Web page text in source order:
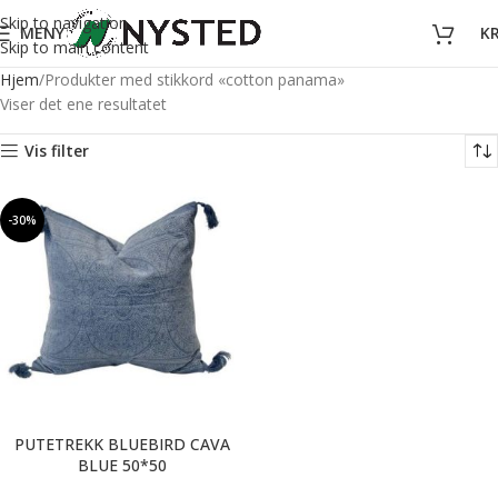
Skip to navigation
Skip to main content
MENY
Hjem Produkter med stikkord «cotton panama»
Viser det ene resultatet
Vis filter
-30%
PUTETREKK BLUEBIRD CAVA
BLUE 50*50